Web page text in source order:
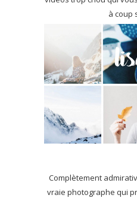
à coup
Complètement
vraie photographe qui